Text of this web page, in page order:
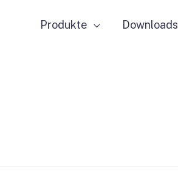
Produkte Downloads